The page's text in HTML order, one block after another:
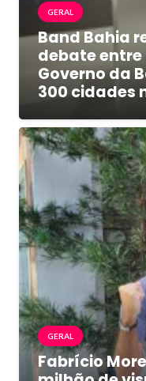
GERAL
Band Bahia
debate
Governo da
300 cidades
GERAL
Fabrício